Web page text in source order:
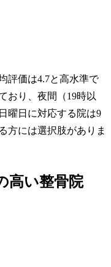
評価は4.7と高水準で
おり、夜間（19時以
曜日に対応する院は9
方には選択肢がありま
高い整骨院